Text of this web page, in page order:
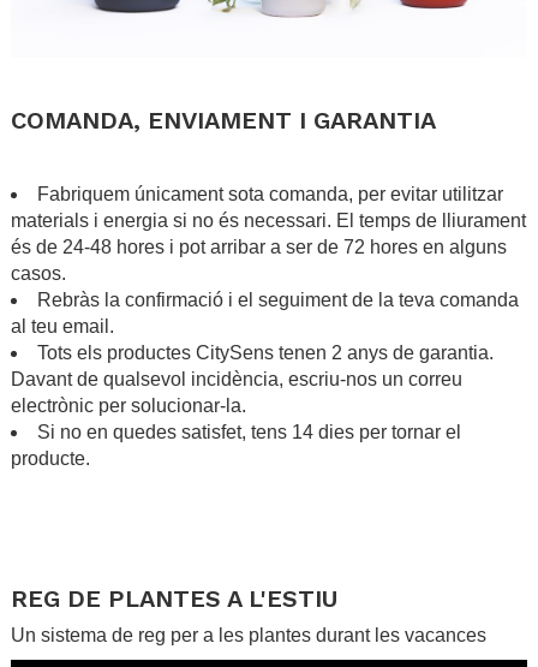
COMANDA, ENVIAMENT I GARANTIA
Fabriquem únicament sota comanda, per evitar utilitzar
materials i energia si no és necessari. El temps de lliurament
és de 24-48 hores i pot arribar a ser de 72 hores en alguns
casos.
Rebràs la confirmació i el seguiment de la teva comanda
al teu email.
Tots els productes CitySens tenen 2 anys de garantia.
Davant de qualsevol incidència, escriu-nos un correu
electrònic per solucionar-la.
Si no en quedes satisfet, tens 14 dies per tornar el
producte.
REG DE PLANTES A L'ESTIU
Un sistema de reg per a les plantes durant les vacances